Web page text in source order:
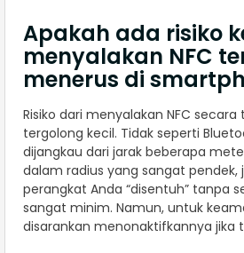
Apakah ada risiko
menyalakan NFC
menerus di
Risiko dari menyalakan NFC
tergolong kecil. Tidak seperti
dijangkau dari jarak beberapa
dalam radius yang sangat pendek,
perangkat Anda “disentuh” tanpa
sangat minim. Namun, untuk
disarankan menonaktifkannya jika